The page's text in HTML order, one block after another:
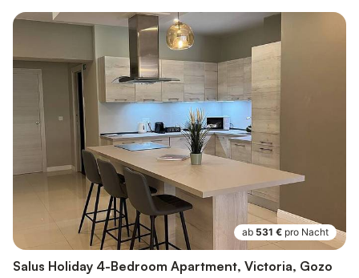
ab 531 € pro Nacht
Salus Holiday 4-Bedroom Apartment, Victoria, Gozo